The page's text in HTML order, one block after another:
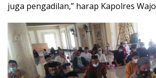
juga pengadilan,” harap Kapolres Wajo